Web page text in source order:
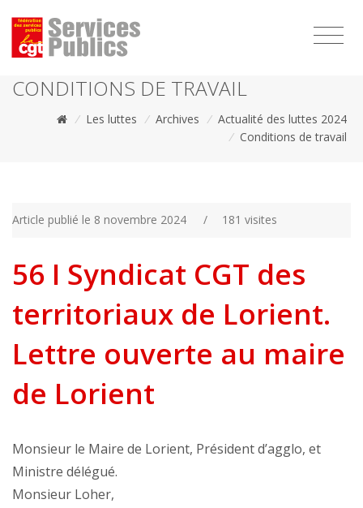
CONDITIONS DE TRAVAIL
/ Les luttes / Archives / Actualité des luttes 2024
/ Conditions de travail
Article publié le 8 novembre 2024 / 181 visites
56 I Syndicat CGT des
territoriaux de Lorient.
Lettre ouverte au maire
de Lorient
Monsieur le Maire de Lorient, Président d’agglo, et
Ministre délégué.
Monsieur Loher,